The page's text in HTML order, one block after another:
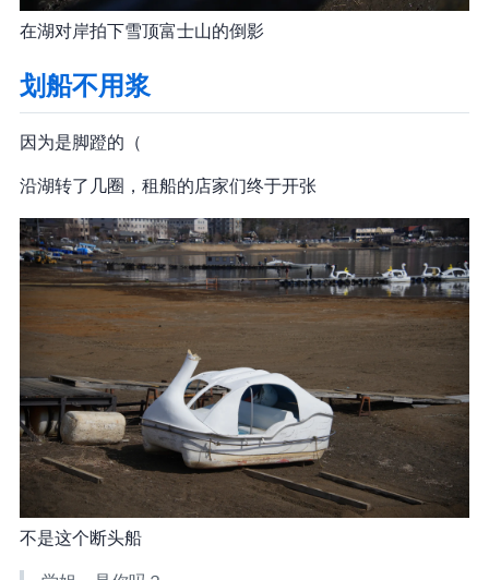
在湖对岸拍下雪顶富士山的倒影
划船不用浆
因为是脚蹬的（
沿湖转了几圈，租船的店家们终于开张
不是这个断头船